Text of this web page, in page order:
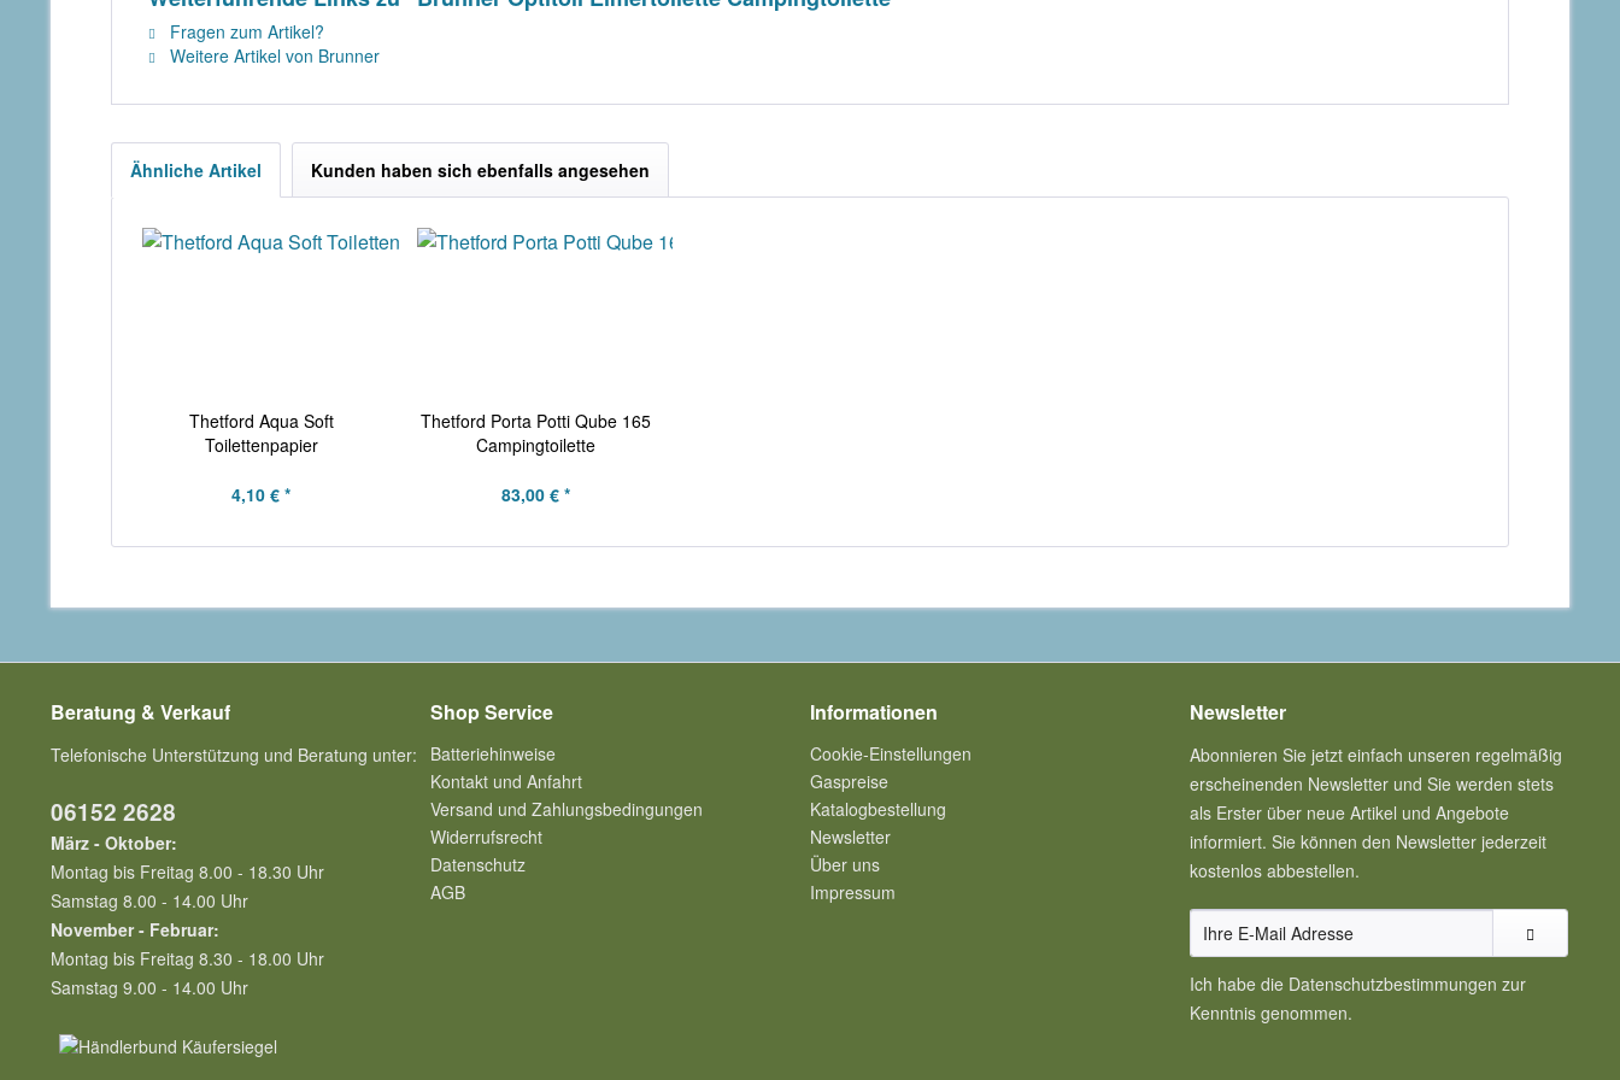
Fragen zum Artikel?
Weitere Artikel von Brunner
Ähnliche Artikel Kunden haben sich ebenfalls angesehen
Thetford Aqua Soft
Toilettenpapier
4,10 € *
Thetford Porta Potti Qube 165
Campingtoilette
83,00 € *
Beratung & Verkauf
Telefonische Unterstützung und Beratung unter:
06152 2628
März - Oktober:
Montag bis Freitag 8.00 - 18.30 Uhr
Samstag 8.00 - 14.00 Uhr
November - Februar:
Montag bis Freitag 8.30 - 18.00 Uhr
Samstag 9.00 - 14.00 Uhr
Shop Service
Batteriehinweise
Kontakt und Anfahrt
Versand und Zahlungsbedingungen
Widerrufsrecht
Datenschutz
AGB
Informationen
Cookie-Einstellungen
Gaspreise
Katalogbestellung
Newsletter
Über uns
Impressum
Newsletter
Abonnieren Sie jetzt einfach unseren regelmäßig
erscheinenden Newsletter und Sie werden stets
als Erster über neue Artikel und Angebote
informiert. Sie können den Newsletter jederzeit
kostenlos abbestellen.
Ich habe die Datenschutzbestimmungen zur
Kenntnis genommen.